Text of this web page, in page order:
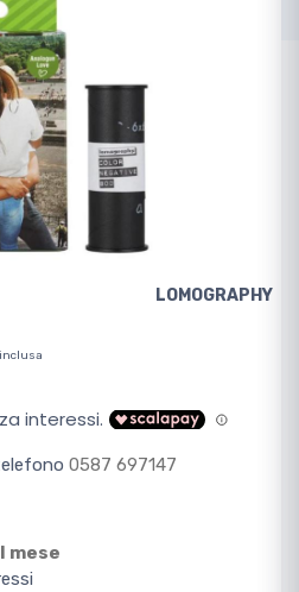
LOMOGRAPHY
inclusa
0587 697147
mese